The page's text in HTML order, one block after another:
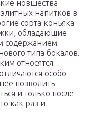
новшества
напитков в
сорта коньяка
обладающие
содержанием
типа бокалов.
относятся
особо
позволить
и только после
как раз и